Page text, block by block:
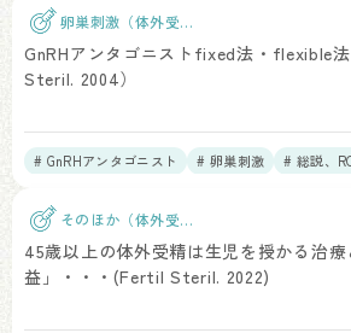
卵巣刺激（体外受
GnRHアンタゴニストfixed法・flexible
Steril. 2004）
# GnRHアンタゴニスト # 卵巣刺激 # 総説、
そのほか（体外受
45歳以上の体外受精は生児を授かる治
益」・・・(Fertil Steril. 2022)